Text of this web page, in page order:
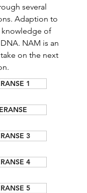
several
Adaption to
of
NAM is an
on the next
1
3
4
5